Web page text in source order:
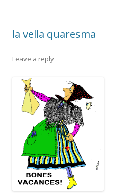
la vella quaresma
Leave a reply